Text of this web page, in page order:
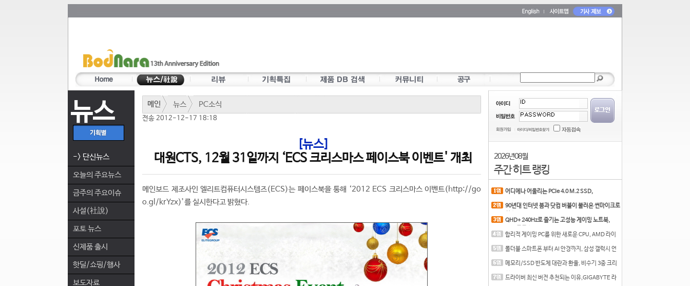
뉴스
-> 단신뉴스
오늘의 주요뉴스
금주의 주요이슈
사설(社說)
포토 뉴스
신제품 출시
핫딜/쇼핑/행사
보도자료
메인 뉴스 PC소식
전송 2012-12-17 18:18
[뉴스]
대원CTS, 12월 31일까지 ‘ECS 크리스마스 페이스북 이벤트' 개최
메인보드 제조사인 엘리트컴퓨터시스템즈(ECS)는 페이스북을 통해 ‘2012 ECS 크리스마스 이벤트(http://go
o.gl/krYzx)’를 실시한다고 밝혔다.
2026년 08월
주간 히트 랭킹
어디에나 어울리는 PCIe 4.0 M.2 SSD,
90년대 인터넷 붐과 닷컴 버블이 불러온 썬마이크로
QHD+ 240Hz로 즐기는 고성능 게이밍 노트북,
합리적 게이밍 PC를 위한 새로운 CPU, AMD 라이
폴더블 스마트폰 부터 AI 안경까지, 삼성 갤럭시 언
메모리/SSD 반도체 대란과 환율, 비수기 3중 크리
드라이버 최신 버전 추천되는 이유,GIGABYTE 라